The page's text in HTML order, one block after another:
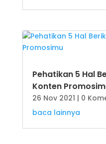
Pehatikan 5 Hal
Konten
26 Nov 2021 | 0
baca lainnya